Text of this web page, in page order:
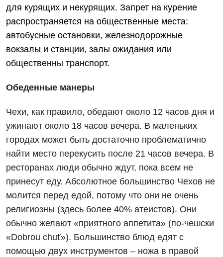
для курящих и некурящих. Запрет на курение
распространяется на общественные места:
автобусные остановки, железнодорожные
вокзалы и станции, залы ожидания или
общественны транспорт.
Обеденные манеры
Чехи, как правило, обедают около 12 часов дня и
ужинают около 18 часов вечера. В маленьких
городах может быть достаточно проблематично
найти место перекусить после 21 часов вечера. В
ресторанах люди обычно ждут, пока всем не
принесут еду. Абсолютное большинство Чехов не
молится перед едой, потому что они не очень
религиозны (здесь более 40% атеистов). Они
обычно желают «приятного аппетита» (по-чешски
«Dobrou chuť»). Большинство блюд едят с
помощью двух инструментов – ножа в правой